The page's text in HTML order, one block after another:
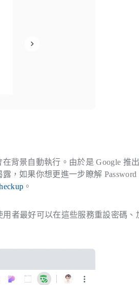
背景自動執行。由於是 Google 推
，如果你想更進一步瞭解 Password
。
用者最好可以在這些服務重設密碼、